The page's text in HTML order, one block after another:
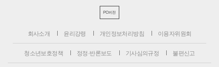
PC버전
회사소개 윤리강령 개인정보처리방침 이용자위원회
청소년보호정책 정정·반론보도 기사심의규정 불편신고